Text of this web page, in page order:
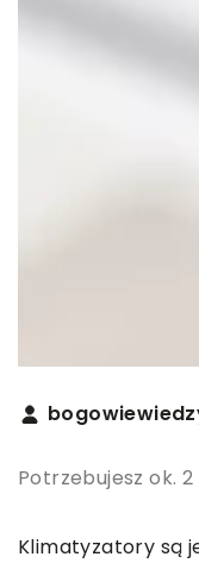
Potrzebujesz ok.
Klimatyzatory są